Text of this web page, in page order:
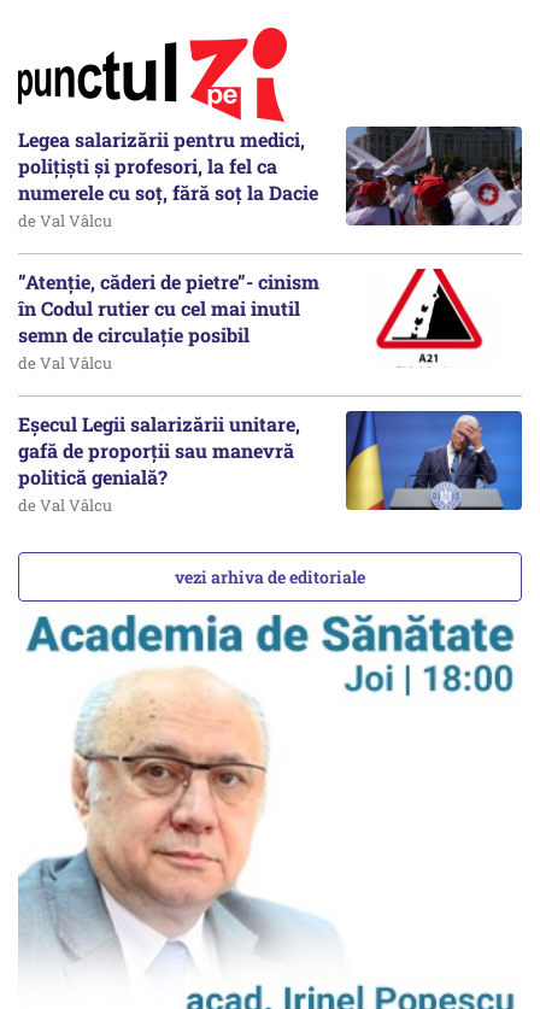
Legea salarizării pentru medici,
polițiști și profesori, la fel ca
numerele cu soț, fără soț la Dacie
de Val Vâlcu
”Atenție, căderi de pietre”- cinism
în Codul rutier cu cel mai inutil
semn de circulație posibil
de Val Vâlcu
Eșecul Legii salarizării unitare,
gafă de proporții sau manevră
politică genială?
de Val Vâlcu
vezi arhiva de editoriale